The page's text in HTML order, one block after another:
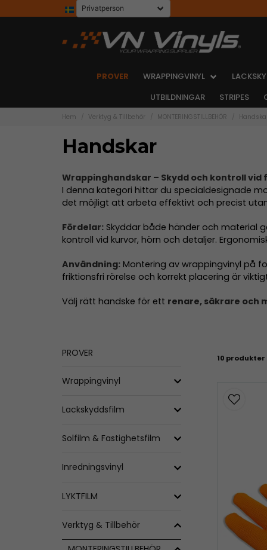
PROVER WRAPPINGVINYL
UTBILDNINGAR
STRIPES
Hem Verktyg & Tillbehör MONTERINGSTILLBEHÖR
Handskar
Wrappinghandskar – Skydd och kontroll vid
I denna kategori hittar du specialdesignade
det möjligt att arbeta effektivt och precist
Fördelar: Skyddar både händer och material
kontroll vid kurvor, hörn och detaljer.
Användning: Montering av wrappingvinyl på
friktionsfri rörelse och korrekt placering är
Välj rätt handske för ett renare, säkrare och
PROVER
Wrappingvinyl
Lackskyddsfilm
Solfilm & Fastighetsfilm
Inredningsvinyl
LYKTFILM
Verktyg & Tillbehör
10 produkter